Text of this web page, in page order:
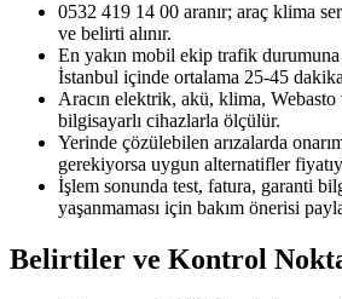
0532 419 14 00 aranır; araç klima
ve belirti alınır.
En yakın mobil ekip trafik
İstanbul içinde ortalama 25-45
Aracın elektrik, akü, klima, Webasto
bilgisayarlı cihazlarla ölçülür.
Yerinde çözülebilen arızalarda
gerekiyorsa uygun alternatifler
İşlem sonunda test, fatura, garanti
yaşanmaması için bakım önerisi
Belirtiler ve Kontrol